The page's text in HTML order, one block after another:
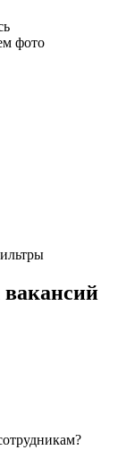
фото